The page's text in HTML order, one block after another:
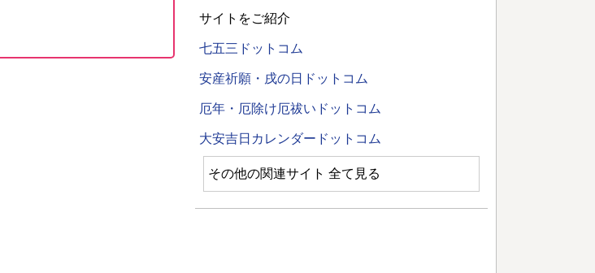
サイトをご紹介
七五三ドットコム
安産祈願・戌の日ドットコム
厄年・厄除け厄祓いドットコム
大安吉日カレンダードットコム
その他の関連サイト 全て見る